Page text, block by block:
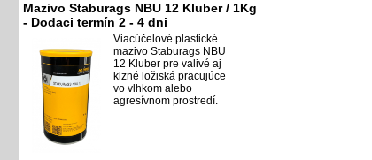
Mazivo Staburags NBU 12 Kluber / 1Kg
- Dodaci termín 2 - 4 dni
Viacúčelové plastické
mazivo Staburags NBU
12 Kluber pre valivé aj
klzné ložiská pracujúce
vo vlhkom alebo
agresívnom prostredí.